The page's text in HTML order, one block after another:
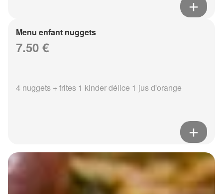
Menu enfant nuggets
7.50 €
4 nuggets + frites 1 kinder délice 1 jus d'orange